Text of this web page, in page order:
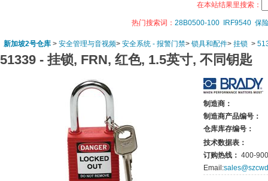
在本站结果里搜索：
热门搜索词： 28B0500-100 IRF9540 保
新加坡2号仓库 > 安全管理与音视频> 安全系统 - 报警门禁> 锁具和配件> 挂锁 >
51339 - 挂锁, FRN, 红色, 1.5英寸, 不同钥匙
制造商：
制造商产品编号：
仓库库存编号：
技术数据表：
订购热线： 400-
Email: